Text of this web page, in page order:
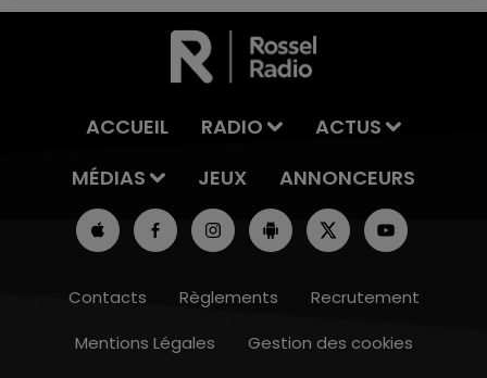
ACCUEIL RADIO
ACTUS
MÉDIAS
JEUX ANNONCEURS
Contacts Règlements
Recrutement
Mentions Légales
Gestion des cookies